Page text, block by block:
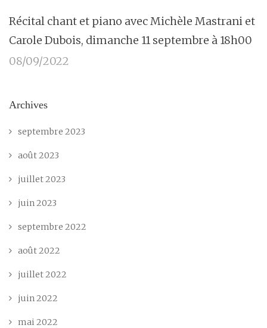
Récital chant et piano avec Michèle Mastrani et
Carole Dubois, dimanche 11 septembre à 18h00
08/09/2022
Archives
septembre 2023
août 2023
juillet 2023
juin 2023
septembre 2022
août 2022
juillet 2022
juin 2022
mai 2022